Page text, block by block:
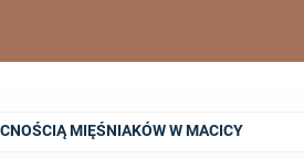
MIĘŚNIAKÓW W MACICY